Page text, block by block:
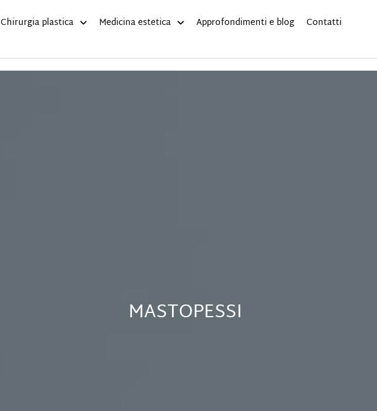
Chirurgia plastica Medicina estetica Approfondimenti e blog Contatti
MASTOPESSI